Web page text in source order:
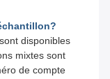
disponibles
mixtes sont
de compte